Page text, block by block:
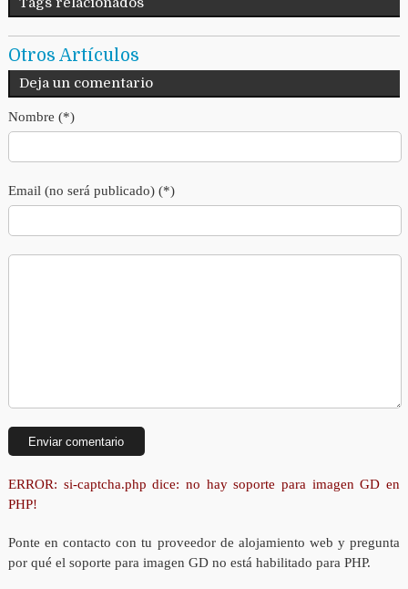
Otros Artículos
Deja un comentario
Nombre (*)
Email (no será publicado) (*)
ERROR: si-captcha.php dice: no hay soporte para imagen GD en
PHP!
Ponte en contacto con tu proveedor de alojamiento web y pregunta
por qué el soporte para imagen GD no está habilitado para PHP.